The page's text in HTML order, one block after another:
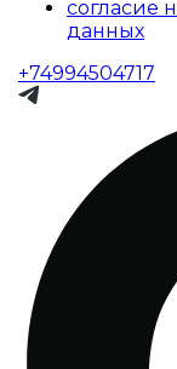
согласие
данных
+74994504717